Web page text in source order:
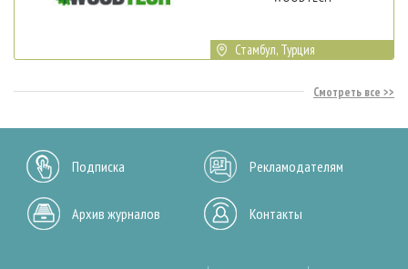
Стамбул, Турция
Смотреть все
Подписка Рекламодателям
Архив журналов Контакты